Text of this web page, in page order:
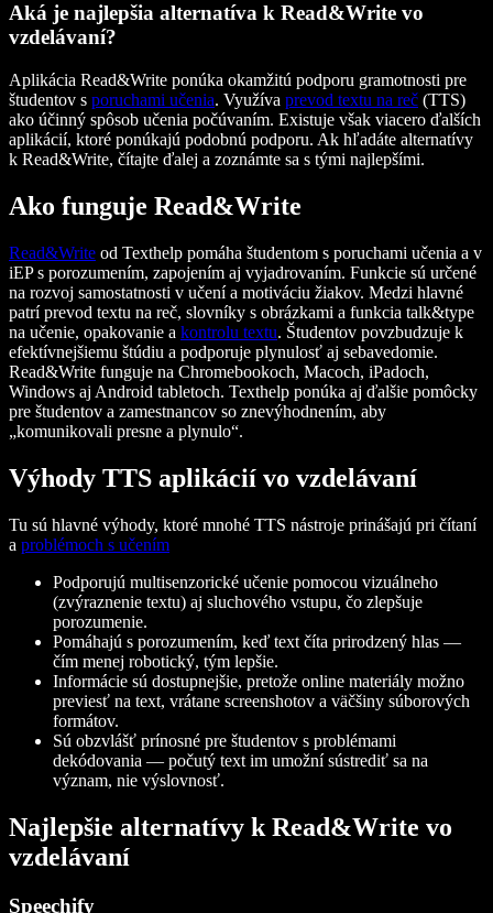
Aká je najlepšia alternatíva k Read&Write vo
vzdelávaní?
Aplikácia Read&Write ponúka okamžitú podporu gramotnosti pre
študentov s poruchami učenia. Využíva prevod textu na reč (TTS)
ako účinný spôsob učenia počúvaním. Existuje však viacero ďalších
aplikácií, ktoré ponúkajú podobnú podporu. Ak hľadáte alternatívy
k Read&Write, čítajte ďalej a zoznámte sa s tými najlepšími.
Ako funguje Read&Write
Read&Write od Texthelp pomáha študentom s poruchami učenia a v
iEP s porozumením, zapojením aj vyjadrovaním. Funkcie sú určené
na rozvoj samostatnosti v učení a motiváciu žiakov. Medzi hlavné
patrí prevod textu na reč, slovníky s obrázkami a funkcia talk&type
na učenie, opakovanie a kontrolu textu. Študentov povzbudzuje k
efektívnejšiemu štúdiu a podporuje plynulosť aj sebavedomie.
Read&Write funguje na Chromebookoch, Macoch, iPadoch,
Windows aj Android tabletoch. Texthelp ponúka aj ďalšie pomôcky
pre študentov a zamestnancov so znevýhodnením, aby
„komunikovali presne a plynulo“.
Výhody TTS aplikácií vo vzdelávaní
Tu sú hlavné výhody, ktoré mnohé TTS nástroje prinášajú pri čítaní
a problémoch s učením
Podporujú multisenzorické učenie pomocou vizuálneho
(zvýraznenie textu) aj sluchového vstupu, čo zlepšuje
porozumenie.
Pomáhajú s porozumením, keď text číta prirodzený hlas —
čím menej robotický, tým lepšie.
Informácie sú dostupnejšie, pretože online materiály možno
previesť na text, vrátane screenshotov a väčšiny súborových
formátov.
Sú obzvlášť prínosné pre študentov s problémami
dekódovania — počutý text im umožní sústrediť sa na
význam, nie výslovnosť.
Najlepšie alternatívy k Read&Write vo
vzdelávaní
Speechify